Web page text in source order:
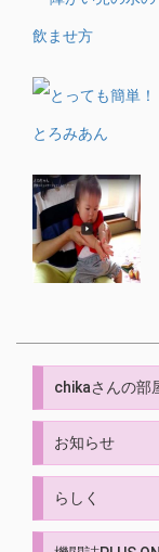
chikaさんの部
お知らせ
らしく